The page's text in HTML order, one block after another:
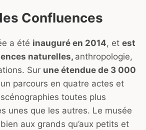
Confluences
a été inauguré en 2014, et est
naturelles, anthropologie,
Sur une étendue de 3 000
parcours en quatre actes et
toutes plus
unes que les autres. Le musée
aux grands qu’aux petits et